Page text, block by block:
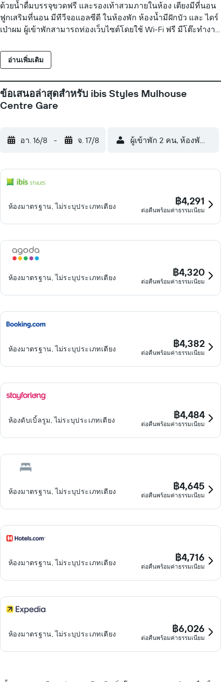
ด้วยน้ำดื่มบรรจุขวดฟรี และรองเท้าสวมภายในห้อง เตียงมีที่นอน
ฟูกเสริมที่นอน มีทีวีจอแอลซีดี ในห้องพัก ห้องน้ำมีฝักบัว และ ไดร์
เป่าผม ผู้เข้าพักสามารถท่องเว็บไซต์โดยใช้ Wi-Fi ฟรี มีโต๊ะทำงาน
คำขอและบริการเปลี่ยนผ้าปูที่นอนตามคำขอเพิ่มเติมได้ มีบริการ
ทำความสะอาดทุกวัน กิจกรรมนันทนาการที่ระบุด้านล่างนี้มีให้
บริการเพิ่มเติม
อ่านเพิ่มเติม
ข้อเสนอล่าสุดสำหรับ ibis Styles Mulhouse
Centre Gare
อา. 16/8 - จ. 17/8 ผู้เข้าพัก 2 คน, ห้องพัก 1 ห้
ห้องมาตรฐาน, ไม่ระบุประเภทเตียง ฿4,291
ต่อคืนพร้อมค่าธรรมเนียม
ห้องมาตรฐาน, ไม่ระบุประเภทเตียง ฿4,320
ต่อคืนพร้อมค่าธรรมเนียม
ห้องมาตรฐาน, ไม่ระบุประเภทเตียง ฿4,382
ต่อคืนพร้อมค่าธรรมเนียม
ห้องดับเบิ้ลรูม, ไม่ระบุประเภทเตียง ฿4,484
ต่อคืนพร้อมค่าธรรมเนียม
ห้องมาตรฐาน, ไม่ระบุประเภทเตียง ฿4,645
ต่อคืนพร้อมค่าธรรมเนียม
ห้องมาตรฐาน, ไม่ระบุประเภทเตียง ฿4,716
ต่อคืนพร้อมค่าธรรมเนียม
ห้องมาตรฐาน, ไม่ระบุประเภทเตียง ฿6,026
ต่อคืนพร้อมค่าธรรมเนียม